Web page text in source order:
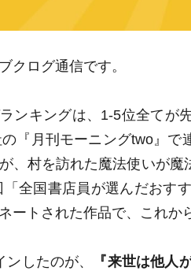
クログ通信です。
ンキングは、1-5位全てが
『月刊モーニングtwo』で
、村を訪れた魔法使いが魔
全国書店員が選んだおす
ートされた作品で、これか
したのが、 『来世は他人